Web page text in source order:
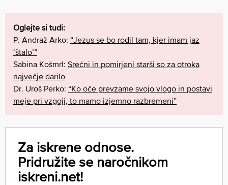
Oglejte si tudi:
P. Andraž Arko: “Jezus se bo rodil tam, kjer imam jaz
‘štalo’”
Sabina Košmrl: Srečni in pomirjeni starši so za otroka
največje darilo
Dr. Uroš Perko: “Ko oče prevzame svojo vlogo in postavi
meje pri vzgoji, to mamo izjemno razbremeni”
Za iskrene odnose.
Pridružite se naročnikom
iskreni.net!